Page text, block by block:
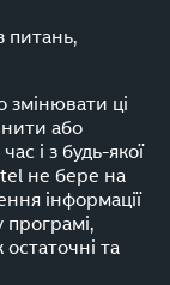
питань,
змінювати ці
або
і з будь-якої
не бере на
інформації
програмі,
та